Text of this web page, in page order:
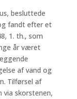
besluttede
fandt efter et
1. th., som
år været
af vand og
Tilførsel af
skorstenen,